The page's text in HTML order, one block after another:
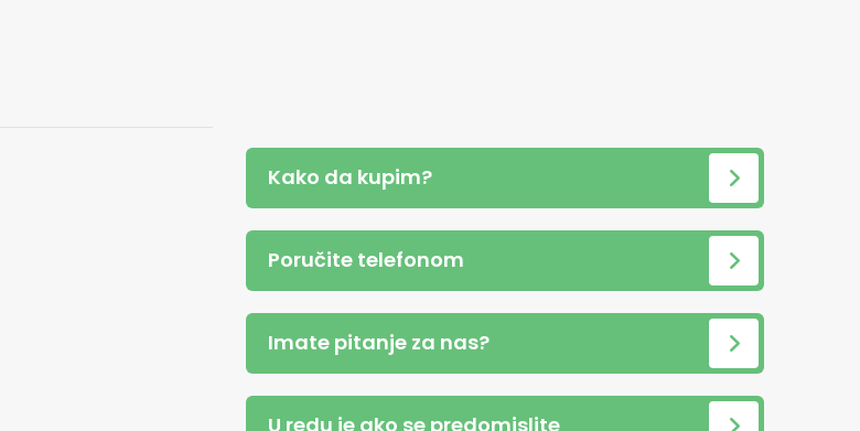
Kako da kupim?
Poručite telefonom
Imate pitanje za nas?
U redu je ako se predomislite